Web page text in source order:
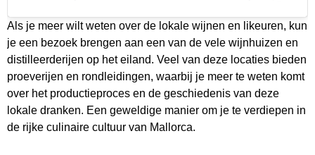
Als je meer wilt weten over de lokale wijnen en likeuren, kun
je een bezoek brengen aan een van de vele wijnhuizen en
distilleerderijen op het eiland. Veel van deze locaties bieden
proeverijen en rondleidingen, waarbij je meer te weten komt
over het productieproces en de geschiedenis van deze
lokale dranken. Een geweldige manier om je te verdiepen in
de rijke culinaire cultuur van Mallorca.